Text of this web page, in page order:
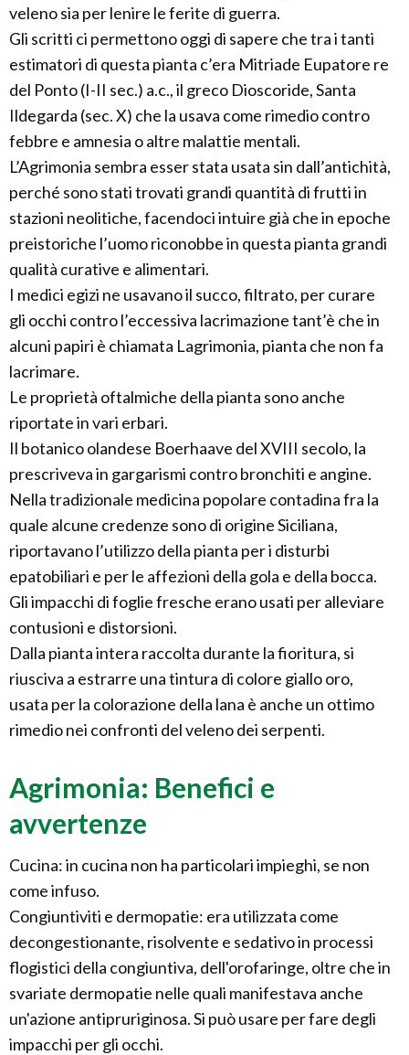
veleno sia per lenire le ferite di guerra.
Gli scritti ci permettono oggi di sapere che tra i tanti
estimatori di questa pianta c’era Mitriade Eupatore re
del Ponto (I-II sec.) a.c., il greco Dioscoride, Santa
Ildegarda (sec. X) che la usava come rimedio contro
febbre e amnesia o altre malattie mentali.
L’Agrimonia sembra esser stata usata sin dall’antichità,
perché sono stati trovati grandi quantità di frutti in
stazioni neolitiche, facendoci intuire già che in epoche
preistoriche l’uomo riconobbe in questa pianta grandi
qualità curative e alimentari.
I medici egizi ne usavano il succo, filtrato, per curare
gli occhi contro l’eccessiva lacrimazione tant’è che in
alcuni papiri è chiamata Lagrimonia, pianta che non fa
lacrimare.
Le proprietà oftalmiche della pianta sono anche
riportate in vari erbari.
Il botanico olandese Boerhaave del XVIII secolo, la
prescriveva in gargarismi contro bronchiti e angine.
Nella tradizionale medicina popolare contadina fra la
quale alcune credenze sono di origine Siciliana,
riportavano l’utilizzo della pianta per i disturbi
epatobiliari e per le affezioni della gola e della bocca.
Gli impacchi di foglie fresche erano usati per alleviare
contusioni e distorsioni.
Dalla pianta intera raccolta durante la fioritura, si
riusciva a estrarre una tintura di colore giallo oro,
usata per la colorazione della lana è anche un ottimo
rimedio nei confronti del veleno dei serpenti.
Agrimonia: Benefici e
avvertenze
Cucina: in cucina non ha particolari impieghi, se non
come infuso.
Congiuntiviti e dermopatie: era utilizzata come
decongestionante, risolvente e sedativo in processi
flogistici della congiuntiva, dell'orofaringe, oltre che in
svariate dermopatie nelle quali manifestava anche
un'azione antipruriginosa. Si può usare per fare degli
impacchi per gli occhi.